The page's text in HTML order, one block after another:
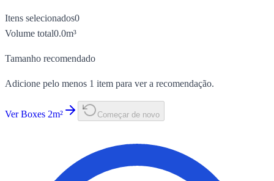
Itens selecionados0
Volume total0.0m³
Tamanho recomendado
Adicione pelo menos 1 item para ver a recomendação.
Ver Boxes 2m² Começar de novo